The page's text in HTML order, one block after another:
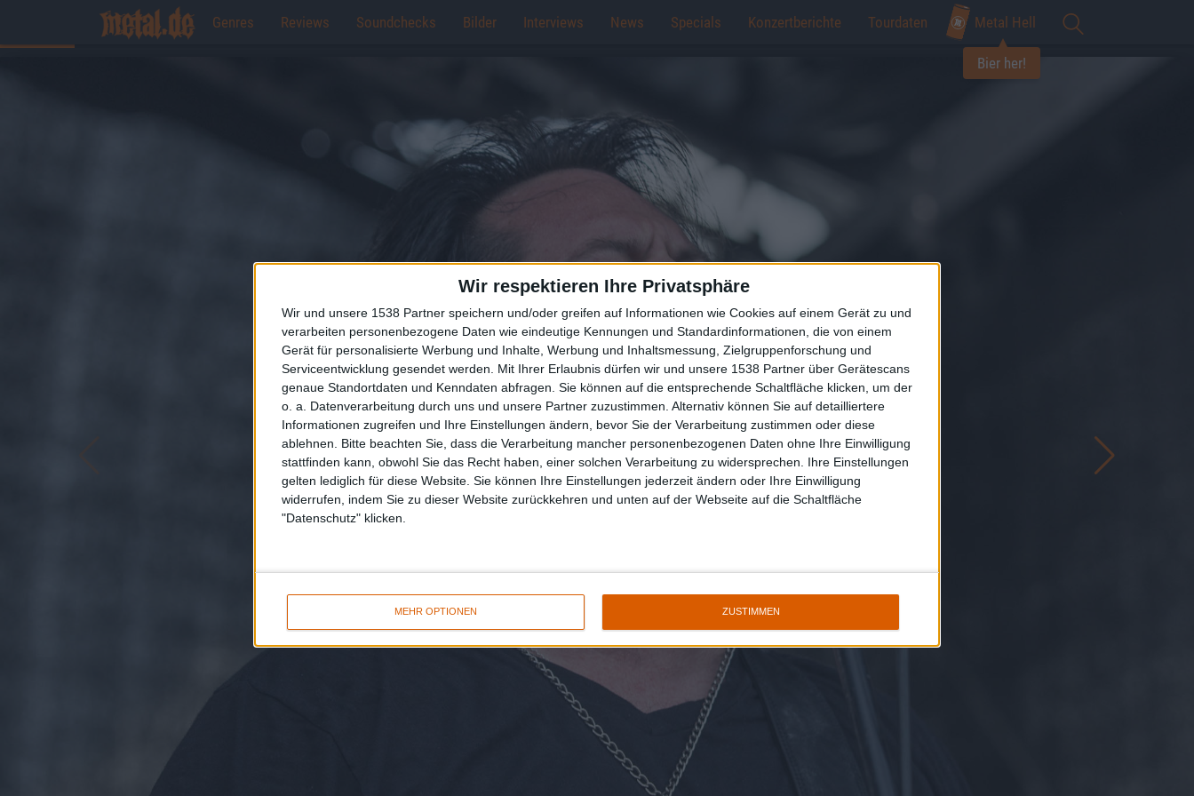
Wir respektieren Ihre Privatsphäre
Wir und unsere 1538 Partner speichern und/oder greifen auf Informationen wie Cookies auf einem Gerät zu und
verarbeiten personenbezogene Daten wie eindeutige Kennungen und Standardinformationen, die von einem
Gerät für personalisierte Werbung und Inhalte, Werbung und Inhaltsmessung, Zielgruppenforschung und
Serviceentwicklung gesendet werden. Mit Ihrer Erlaubnis dürfen wir und unsere 1538 Partner über Gerätescans
genaue Standortdaten und Kenndaten abfragen. Sie können auf die entsprechende Schaltfläche klicken, um der
o. a. Datenverarbeitung durch uns und unsere Partner zuzustimmen. Alternativ können Sie auf detailliertere
Informationen zugreifen und Ihre Einstellungen ändern, bevor Sie der Verarbeitung zustimmen oder diese
ablehnen. Bitte beachten Sie, dass die Verarbeitung mancher personenbezogenen Daten ohne Ihre Einwilligung
stattfinden kann, obwohl Sie das Recht haben, einer solchen Verarbeitung zu widersprechen. Ihre Einstellungen
gelten lediglich für diese Website. Sie können Ihre Einstellungen jederzeit ändern oder Ihre Einwilligung
widerrufen, indem Sie zu dieser Website zurückkehren und unten auf der Webseite auf die Schaltfläche
"Datenschutz" klicken.
MEHR OPTIONEN ZUSTIMMEN
Genres Reviews Soundchecks Bilder Interviews News Specials Konzertberichte Tourdaten Metal Hell
Bier her!